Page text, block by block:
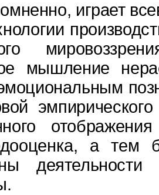
играет
нологии
мышление
а тем